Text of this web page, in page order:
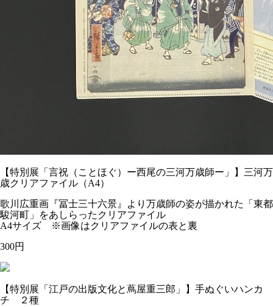
【特別展「言祝（ことほぐ）ー西尾の三河万歳師ー」】三河万
歳クリアファイル（A4）
歌川広重画『冨士三十六景』より万歳師の姿が描かれた「東都
駿河町」をあしらったクリアファイル
A4サイズ ※画像はクリアファイルの表と裏
300円
【特別展「江戸の出版文化と蔦屋重三郎」】手ぬぐいハンカ
チ ２種